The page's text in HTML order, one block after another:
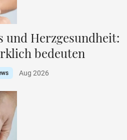
und Herzgesundheit:
bedeuten
Aug 2026